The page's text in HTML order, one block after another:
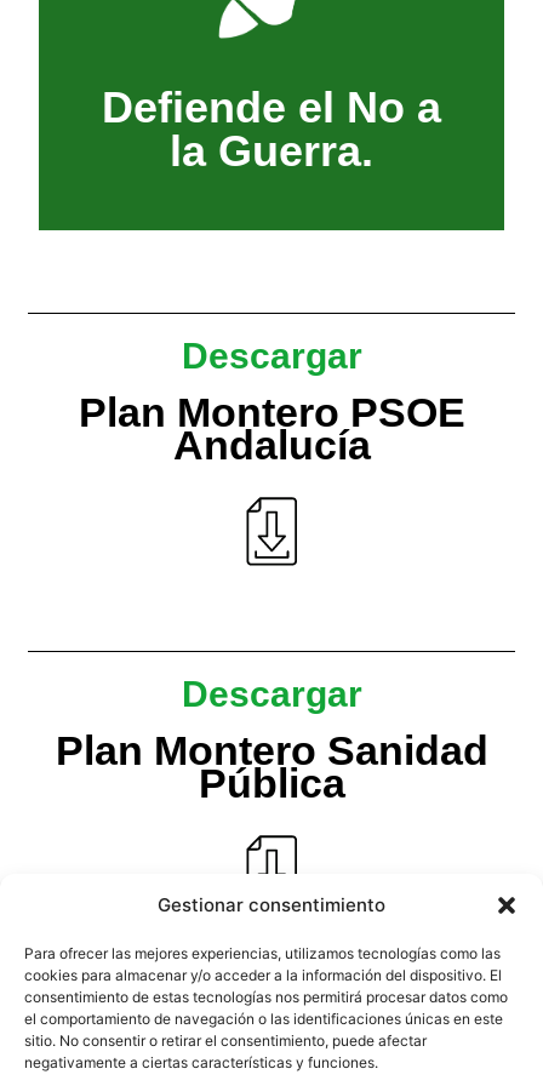
Gestionar consentimiento
Para ofrecer las mejores experiencias, utilizamos tecnologías como las
cookies para almacenar y/o acceder a la información del dispositivo. El
consentimiento de estas tecnologías nos permitirá procesar datos como
el comportamiento de navegación o las identificaciones únicas en este
sitio. No consentir o retirar el consentimiento, puede afectar
negativamente a ciertas características y funciones.
Defiende el No a
la Guerra.
Decimos no a la guerra, al
odio y al negacionismo.
democracia, la convivencia,
la paz y los valores de una
Descargar
Plan Montero PSOE
Andalucía
Descargar
Plan Montero Sanidad
Pública
MI HISTORIA
NOS JUGAMOS LA SALUD
DEFIENDE LO PÚBLICO